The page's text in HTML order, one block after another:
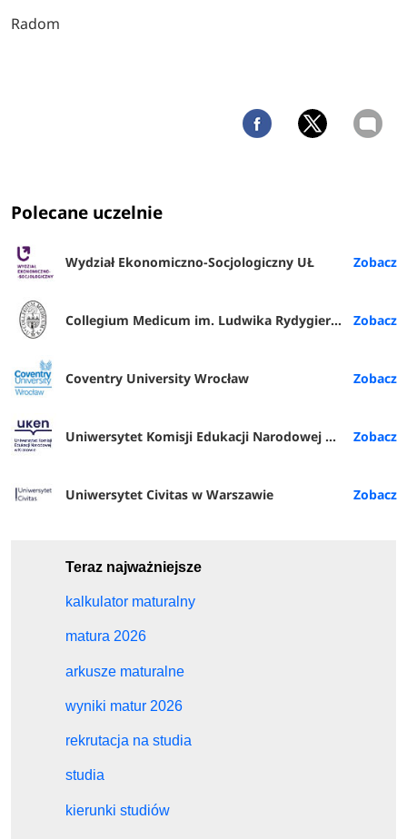
Radom
Polecane uczelnie
Wydział Ekonomiczno-Socjologiczny UŁ
Collegium Medicum im. Ludwika Rydygiera w Bydgoszczy
Coventry University Wrocław
Uniwersytet Komisji Edukacji Narodowej w Krakowie
Uniwersytet Civitas w Warszawie
Teraz najważniejsze
kalkulator maturalny
matura 2026
arkusze maturalne
wyniki matur 2026
rekrutacja na studia
studia
kierunki studiów